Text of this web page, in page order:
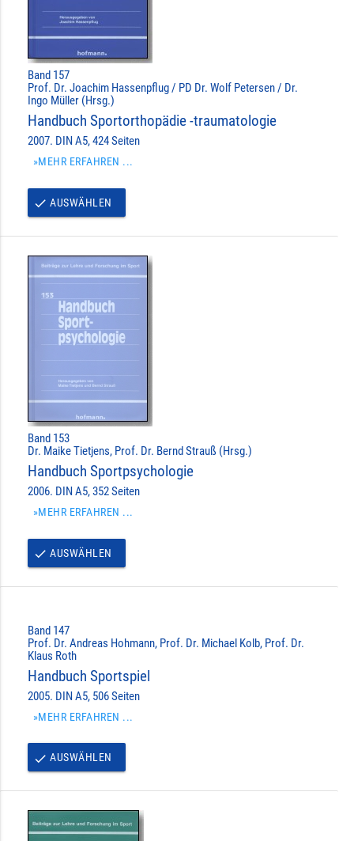
Band 157
Prof. Dr. Joachim Hassenpflug / PD Dr. Wolf Petersen / Dr.
Ingo Müller (Hrsg.)
Handbuch Sportorthopädie -traumatologie
2007. DIN A5, 424 Seiten
»MEHR ERFAHREN ...
done AUSWÄHLEN
Band 153
Dr. Maike Tietjens, Prof. Dr. Bernd Strauß (Hrsg.)
Handbuch Sportpsychologie
2006. DIN A5, 352 Seiten
»MEHR ERFAHREN ...
done AUSWÄHLEN
Band 147
Prof. Dr. Andreas Hohmann, Prof. Dr. Michael Kolb, Prof. Dr.
Klaus Roth
Handbuch Sportspiel
2005. DIN A5, 506 Seiten
»MEHR ERFAHREN ...
done AUSWÄHLEN